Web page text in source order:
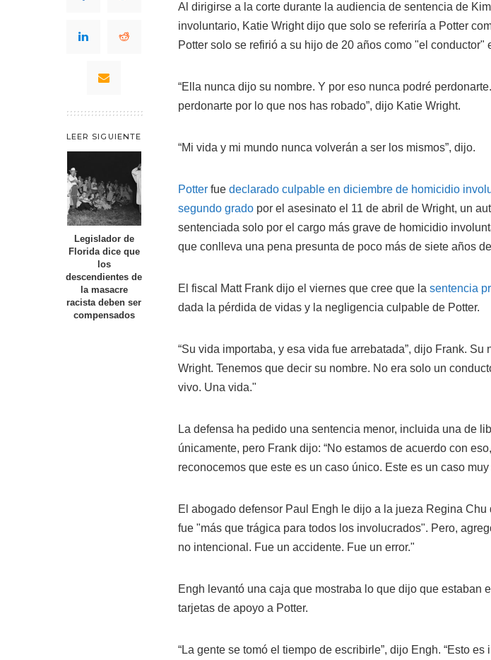
LEER SIGUIENTE
Legislador de
Florida dice que
los
descendientes de
la masacre
racista deben ser
compensados
Al dirigirse a la corte durante la audiencia de sentencia de
involuntario, Katie Wright dijo que solo se referiría a Potter
Potter solo se refirió a su hijo de 20 años como "el conductor"
“Ella nunca dijo su nombre. Y por eso nunca podré
perdonarte por lo que nos has robado”, dijo Katie Wright.
“Mi vida y mi mundo nunca volverán a ser los mismos”, dijo.
Potter fue declarado culpable en diciembre de homicidio
segundo grado por el asesinato el 11 de abril de Wright, un
sentenciada solo por el cargo más grave de homicidio
que conlleva una pena presunta de poco más de siete años
El fiscal Matt Frank dijo el viernes que cree que la sentencia
dada la pérdida de vidas y la negligencia culpable de Potter.
“Su vida importaba, y esa vida fue arrebatada”, dijo Frank. Su
Wright. Tenemos que decir su nombre. No era solo un
vivo. Una vida."
La defensa ha pedido una sentencia menor, incluida una de
únicamente, pero Frank dijo: “No estamos de acuerdo con
reconocemos que este es un caso único. Este es un caso muy
El abogado defensor Paul Engh le dijo a la jueza Regina Chu
fue "más que trágica para todos los involucrados". Pero,
no intencional. Fue un accidente. Fue un error."
Engh levantó una caja que mostraba lo que dijo que estaban
tarjetas de apoyo a Potter.
“La gente se tomó el tiempo de escribirle”, dijo Engh. “Esto es